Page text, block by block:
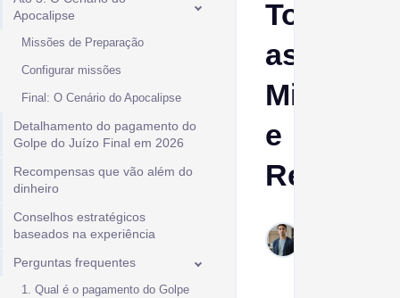
Apocalipse
Missões de Preparação
Configurar missões
Final: O Cenário do Apocalipse
Detalhamento do pagamento do
Golpe do Juízo Final em 2026
Recompensas que vão além do
dinheiro
Conselhos estratégicos
baseados na experiência
Perguntas frequentes
1. Qual é o pagamento do Golpe
Todas
as
Missões
e